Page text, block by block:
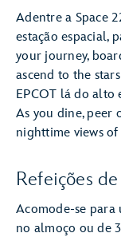
Adentre a Space
estação espacial,
your journey,
ascend to the
EPCOT lá do alto
As you dine, peer
nighttime views
Refeições
Acomode-se
no almoço ou de